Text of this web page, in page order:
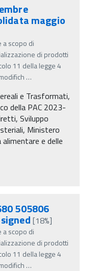
maggio
scopo di
di prodotti
11 della legge 4
…
e Trasformati,
della PAC 2023-
Sviluppo
Ministero
e delle
505806
[18%]
scopo di
di prodotti
11 della legge 4
…